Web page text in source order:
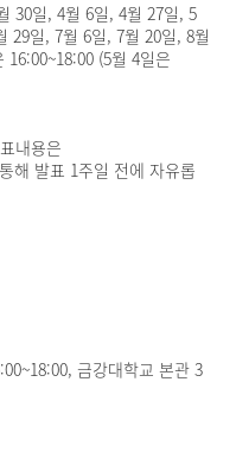
30일, 4월 6일, 4월 27일, 5
29일, 7월 6일, 7월 20일, 8월
(5월 4일은
내용은
해 발표 1주일 전에 자유롭
금강대학교 본관 3